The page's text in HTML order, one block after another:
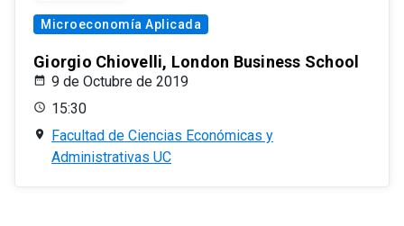
Microeconomía Aplicada
Giorgio Chiovelli, London Business School
9 de Octubre de 2019
15:30
Facultad de Ciencias Económicas y
Administrativas UC